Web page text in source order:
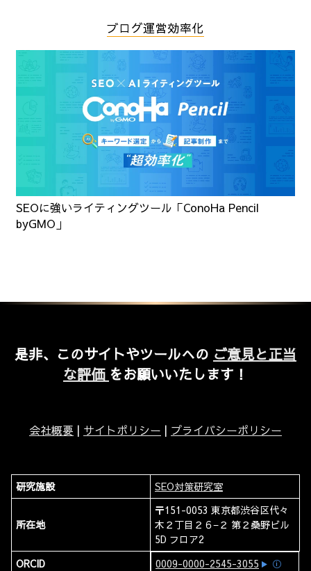
ブログ運営効率化
SEOに強いライティングツール「ConoHa Pencil
byGMO」
是非、このサイトやツールへの ご意見と正当
な評価 をお願いいたします！
会社概要 | サイトポリシー | プライバシーポリシー
研究施設 SEO対策研究室
所在地
〒151-0053 東京都渋谷区代々
木２丁目２６−２ 第２桑野ビル
5D フロア2
ORCID
0009-0000-2545-3055 ⓘ